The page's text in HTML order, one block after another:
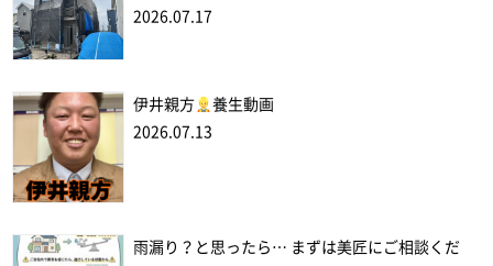
2026.07.17
伊井親方
養生動画
2026.07.13
雨漏り？と思ったら… まずは美匠にご相談くだ